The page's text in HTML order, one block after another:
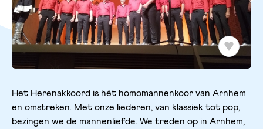
Het Herenakkoord is hét homomannenkoor van Arnhem
en omstreken. Met onze liederen, van klassiek tot pop,
bezingen we de mannenliefde. We treden op in Arnhem,